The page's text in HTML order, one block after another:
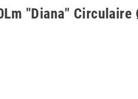
"Diana" Circulaire